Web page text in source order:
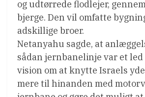
og udtørrede flodlejer,
bjerge. Den vil omfatte
adskillige broer.
Netanyahu sagde, at
sådan jernbanelinje var et
vision om at knytte Israels
mere til hinanden med